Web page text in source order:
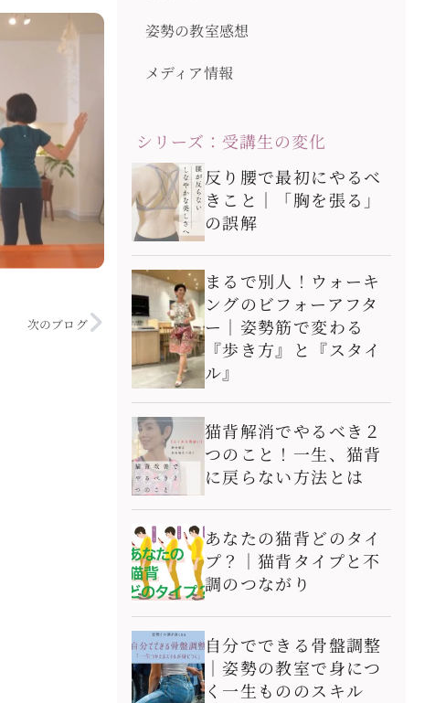
次のブログ
姿勢の教室感想
メディア情報
シリーズ：受講生の変化
反り腰で最初にやるべ
きこと｜「胸を張る」
の誤解
まるで別人！ウォーキ
ングのビフォーアフタ
ー｜姿勢筋で変わる
『歩き方』と『スタイ
ル』
猫背解消でやるべき２
つのこと！一生、猫背
に戻らない方法とは
あなたの猫背どのタイ
プ？｜猫背タイプと不
調のつながり
自分でできる骨盤調整
｜姿勢の教室で身につ
く一生もののスキル